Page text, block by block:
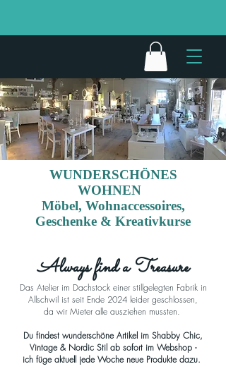
WUNDERSCHÖNES
WOHNEN
Möbel, Wohnaccessoires,
Geschenke & Kreativkurse
Always find a Treasure
Das Atelier im Dachstock einer stillgelegten Fabrik in
Allschwil ist seit Ende 2024 leider geschlossen,
da wir Mieter alle ausziehen mussten.
Du findest wunderschöne Artikel im Shabby Chic,
Vintage & Nordic Stil ab sofort im Webshop -
ich füge aktuell jede Woche neue Produkte dazu.